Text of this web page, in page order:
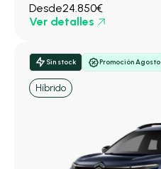
Desde24.850€
Ver detalles
Sin stock Promoción Agosto
Híbrido